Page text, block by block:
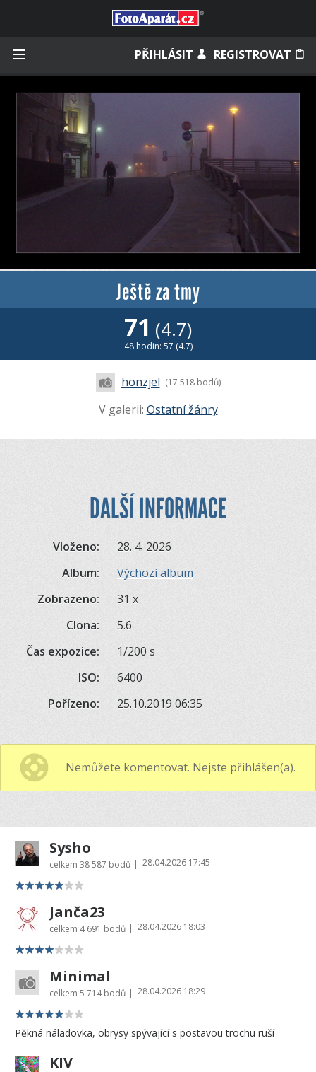
PŘIHLÁSIT REGISTROVAT
Zapamatovat
Zapomněli jste heslo?
Měli jste účet na starém webu?
Ještě za tmy
71 (4.7)
48 hodin: 57 (4.7)
honzjel (17 518 bodů)
V galerii: Ostatní žánry
DALŠÍ INFORMACE
Vloženo:
28. 4. 2026
Album:
Výchozí album
Zobrazeno:
31 x
Clona:
5.6
Čas expozice:
1/200 s
ISO:
6400
Pořízeno:
25.10.2019 06:35
Nemůžete komentovat. Nejste přihlášen(a).
Sysho
celkem 38 587 bodů | 28.04.2026 17:45
Janča23
celkem 4 691 bodů | 28.04.2026 18:03
Minimal
celkem 5 714 bodů | 28.04.2026 18:29
Pěkná náladovka, obrysy spývající s postavou trochu ruší
KIV